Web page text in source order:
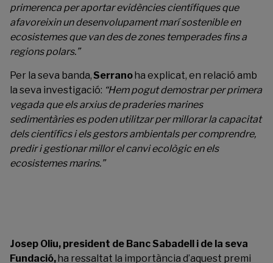
primerenca per aportar evidències científiques que
afavoreixin un desenvolupament marí sostenible en
ecosistemes que van des de zones temperades fins a
regions polars.”
Per la seva banda,Serrano ha explicat, en relació amb
la seva investigació: “Hem pogut demostrar per primera
vegada que els arxius de praderies marines
sedimentàries es poden utilitzar per millorar la capacitat
dels científics i els gestors ambientals per comprendre,
predir i gestionar millor el canvi ecològic en els
ecosistemes marins.”
Josep Oliu, president de Banc Sabadell i de la seva
Fundació, ha ressaltat la importància d’aquest premi